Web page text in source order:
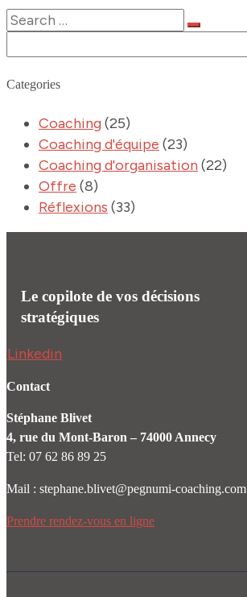
Categories
Coaching(25)
Coaching d'équipe (23)
Coaching d'organisation(22)
Offre (8)
Réflexions (33)
Le copilote de vos décisions
stratégiques
Linkedin
Contact
Stéphane Blivet
4, rue du Mont-Baron – 74000 Annecy
Tel: 07 62 86 89 25
Mail : stephane.blivet@pegnumi-coaching.com
Prendre rendez-vous en ligne